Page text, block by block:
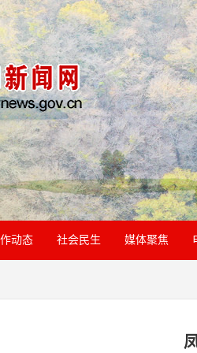
动态 社会民生 媒体聚焦